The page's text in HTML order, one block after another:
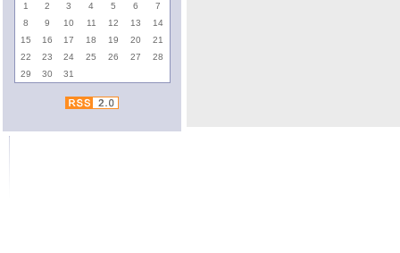
1
2 3 4 5 6
7
8
9 10 11 12 13
14
15
16 17 18 19 20
21
22
23 24 25 26 27
28
29
30 31